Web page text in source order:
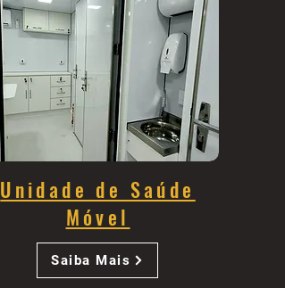
Unidade de Saúde
Móvel
Saiba Mais